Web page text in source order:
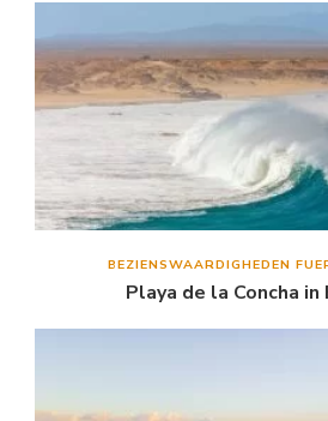
BEZIENSWAARDIGHEDEN
Playa de la Concha